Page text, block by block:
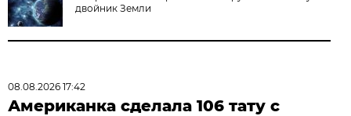
двойник Земли
08.08.2026 17:42
Американка сделала 106 тату с